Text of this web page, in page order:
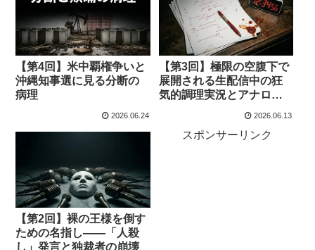
【第4回】米中覇権争いと
沖縄知事選に見る分断の
病理
2026.06.24
【第3回】極限の空腹下で
展開される生配信中の狂
気的調理実況とアナログ
2026.06.13
【第2回】裸の王様を倒す
ための名指し――「人殺
し」発言と独裁者の崩壊
スポンサーリンク